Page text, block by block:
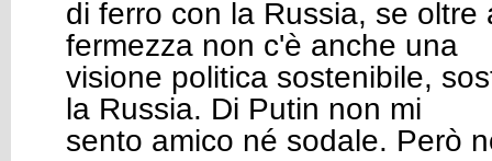
di ferro con la Russia, se oltre
fermezza non c'è anche una
visione politica sostenibile,
la Russia. Di Putin non mi
sento amico né sodale. Però